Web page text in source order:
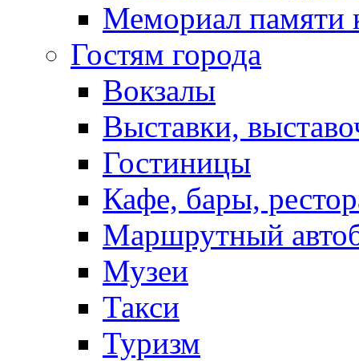
Мемориал памяти
Гостям города
Вокзалы
Выставки,
Гостиницы
Кафе, бары,
Маршрутный
Музеи
Такси
Туризм